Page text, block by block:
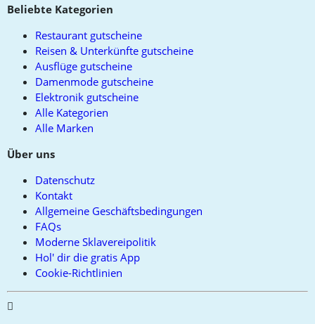
Beliebte Kategorien
Restaurant gutscheine
Reisen & Unterkünfte gutscheine
Ausflüge gutscheine
Damenmode gutscheine
Elektronik gutscheine
Alle Kategorien
Alle Marken
Über uns
Datenschutz
Kontakt
Allgemeine Geschäftsbedingungen
FAQs
Moderne Sklavereipolitik
Hol' dir die gratis App
Cookie-Richtlinien